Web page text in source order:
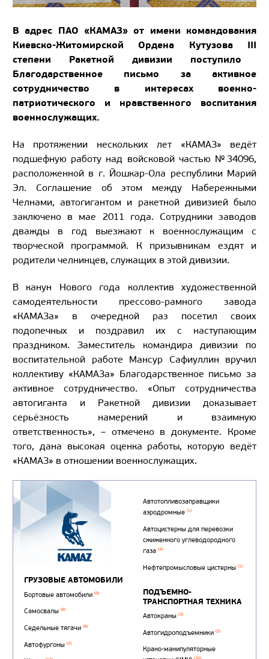
В адрес ПАО «КАМАЗ» от имени командования
Киевско-Житомирской Ордена Кутузова III
степени Ракетной дивизии поступило
Благодарственное письмо за активное
сотрудничество в интересах военно-
патриотического и нравственного воспитания
военнослужащих.
На протяжении нескольких лет «КАМАЗ» ведёт
подшефную работу над войсковой частью №34096,
расположенной в г. Йошкар-Ола республики Марий
Эл. Соглашение об этом между Набережными
Челнами, автогигантом и ракетной дивизией было
заключено в мае 2011 года. Сотрудники заводов
дважды в год выезжают к военнослужащим с
творческой программой. К призывникам ездят и
родители челнинцев, служащих в этой дивизии.
В канун Нового года коллектив художественной
самодеятельности прессово-рамного завода
«КАМАЗа» в очередной раз посетил своих
подопечных и поздравил их с наступающим
праздником. Заместитель командира дивизии по
воспитательной работе Мансур Сафиуллин вручил
коллективу «КАМАЗа» Благодарственное письмо за
активное сотрудничество. «Опыт сотрудничества
автогиганта и Ракетной дивизии доказывает
серьёзность намерений и взаимную
ответственность», – отмечено в документе. Кроме
того, дана высокая оценка работы, которую ведёт
«КАМАЗ» в отношении военнослужащих.